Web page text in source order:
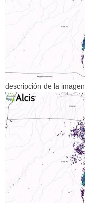
descripción de la imagen